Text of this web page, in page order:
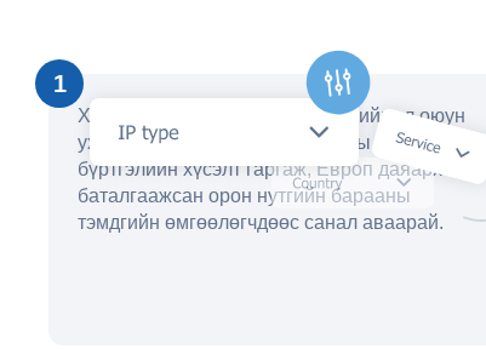
1
Хэдхэн минутын дотор манай хиймэл оюун
ухааны туслахтай хамт барааны тэмдгийн
бүртгэлийн хүсэлт гаргаж, Европ даяарх
баталгаажсан орон нутгийн барааны
тэмдгийн өмгөөлөгчдөөс санал аваарай.